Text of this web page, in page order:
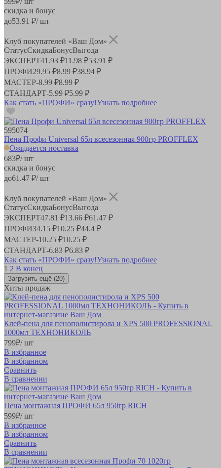
скидка и бонус
до53.91 ₽/ шт
Клуб покупателей «Ваш Дом»
СтатусСкидкаБонусВыгода
ЭКСПЕРТ41.93 ₽11.98 ₽53.91 ₽
ПРОФИ29.95 ₽8.99 ₽38.94 ₽
МАСТЕР-8.99 ₽8.99 ₽
СТАНДАРТ-5.99 ₽5.99 ₽
Как стать «ПРОФИ» сразу!Узнать подробнее
595074
Пена Профи Universal 65л всесезонная 900гр PROFFLEX
Ожидается поставка
683₽/ шт
скидка и бонус
до61.47 ₽/ шт
Клуб покупателей «Ваш Дом»
СтатусСкидкаБонусВыгода
ЭКСПЕРТ47.81 ₽13.66 ₽61.47 ₽
ПРОФИ34.15 ₽10.25 ₽44.4 ₽
МАСТЕР-10.25 ₽10.25 ₽
СТАНДАРТ-6.83 ₽6.83 ₽
Как стать «ПРОФИ» сразу!Узнать подробнее
1 2 В конец
Загрузить ещё (20)
Хиты продаж
Клей-пена для пенополистирола и XPS 500 PROFESSIONAL
1000мл ТЕХНОНИКОЛЬ
799₽/ шт
В избранное
В избранном
Сравнить
В сравнении
Пена монтажная ПРОФИ 65л 950гр RICH
599₽/ шт
В избранное
В избранном
Сравнить
В сравнении